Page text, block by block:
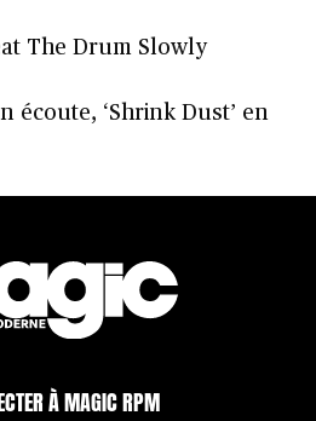
The Drum Slowly
écoute, ‘Shrink Dust’ en
À MAGIC RPM